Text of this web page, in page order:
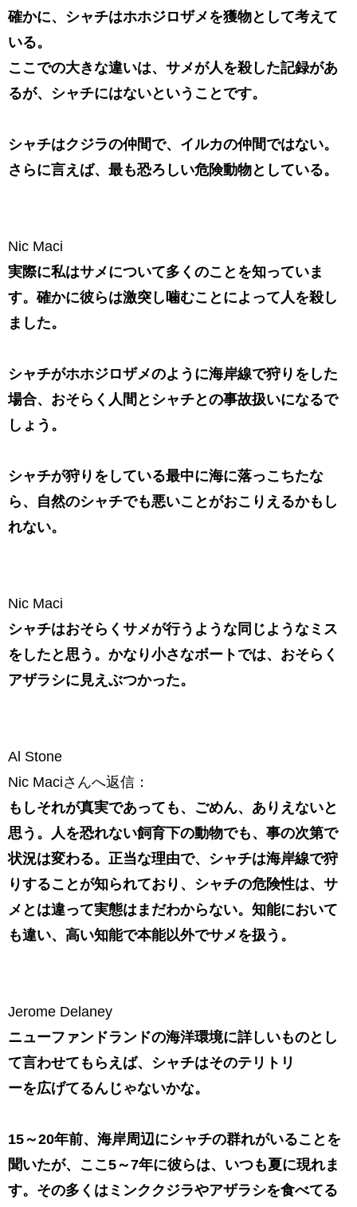
確かに、シャチはホホジロザメを獲物として考えて
いる。
ここでの大きな違いは、サメが人を殺した記録があ
るが、シャチにはないということです。
シャチはクジラの仲間で、イルカの仲間ではない。
さらに言えば、最も恐ろしい危険動物としている。
Nic Maci
実際に私はサメについて多くのことを知っていま
す。確かに彼らは激突し噛むことによって人を殺し
ました。
シャチがホホジロザメのように海岸線で狩りをした
場合、おそらく人間とシャチとの事故扱いになるで
しょう。
シャチが狩りをしている最中に海に落っこちたな
ら、自然のシャチでも悪いことがおこりえるかもし
れない。
Nic Maci
シャチはおそらくサメが行うような同じようなミス
をしたと思う。かなり小さなボートでは、おそらく
アザラシに見えぶつかった。
Al Stone
Nic Maciさんへ返信：
もしそれが真実であっても、ごめん、ありえないと
思う。人を恐れない飼育下の動物でも、事の次第で
状況は変わる。正当な理由で、シャチは海岸線で狩
りすることが知られており、シャチの危険性は、サ
メとは違って実態はまだわからない。知能において
も違い、高い知能で本能以外でサメを扱う。
Jerome Delaney
ニューファンドランドの海洋環境に詳しいものとし
て言わせてもらえば、シャチはそのテリトリ
ーを広げてるんじゃないかな。
15～20年前、海岸周辺にシャチの群れがいることを
聞いたが、ここ5～7年に彼らは、いつも夏に現れま
す。その多くはミンククジラやアザラシを食べてる